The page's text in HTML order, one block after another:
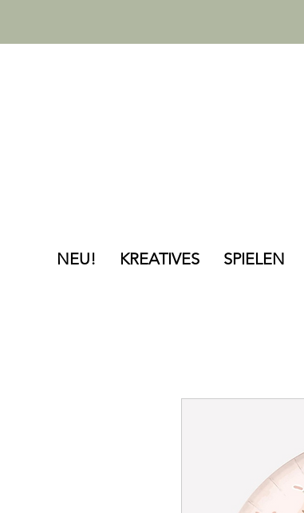
NEU! KREATIVES SPIELEN